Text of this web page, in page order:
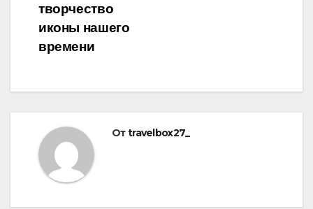
творчество
иконы нашего
времени
Отtravelbox27_